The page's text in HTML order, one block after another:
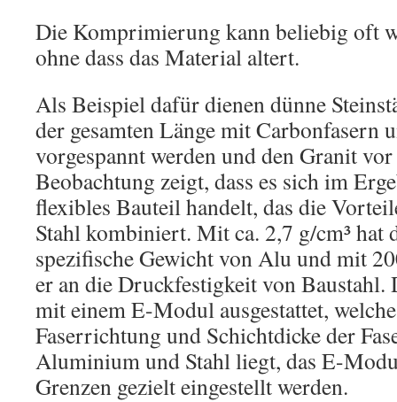
Die Komprimierung kann beliebig oft
ohne dass das Material altert.
Als Beispiel dafür dienen dünne
der gesamten Länge mit Carbonfasern
vorgespannt werden und den Granit
Beobachtung zeigt, dass es sich im
flexibles Bauteil handelt, das die
Stahl kombiniert. Mit ca. 2,7 g/cm³ hat
spezifische Gewicht von Alu und mit
er an die Druckfestigkeit von Baustahl.
mit einem E-Modul ausgestattet,
Faserrichtung und Schichtdicke der
Aluminium und Stahl liegt, das E-
Grenzen gezielt eingestellt werden.